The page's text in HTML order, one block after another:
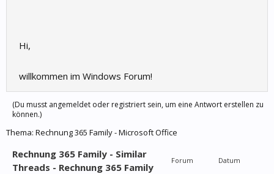
Hi,
willkommen im Windows Forum!
(Du musst angemeldet oder registriert sein, um eine Antwort erstellen zu
können.)
Thema: Rechnung 365 Family - Microsoft Office
Rechnung 365 Family - Similar
Threads - Rechnung 365 Family
Forum Datum